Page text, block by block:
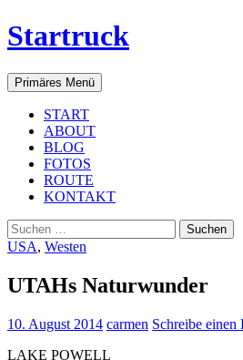
Startruck
Suchen
Primäres Menü Zum
Inhalt
START
ABOUT
BLOG
FOTOS
ROUTE
KONTAKT
Suchen
nach:
USA, Westen
UTAHs Naturwunder
10. August 2014 carmen Schreibe einen
LAKE POWELL